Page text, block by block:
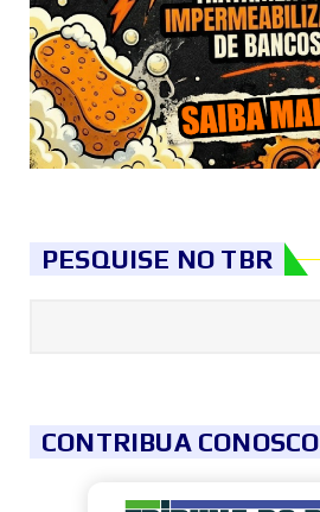
PESQUISE NO TBR
CONTRIBUA CONOSCO